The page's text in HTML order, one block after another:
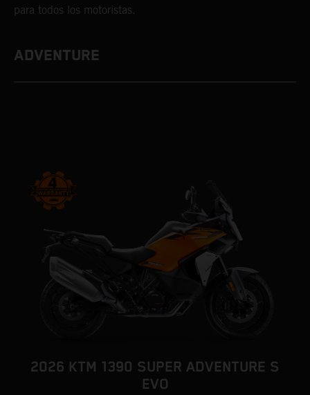
para todos los motoristas.
ADVENTURE
2026 KTM 1390 SUPER ADVENTURE S
EVO